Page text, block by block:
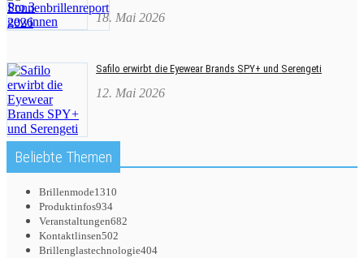
18. Mai 2026
Safilo erwirbt die Eyewear Brands SPY+ und Serengeti
12. Mai 2026
Beliebte Themen
Brillenmode1310
Produktinfos934
Veranstaltungen682
Kontaktlinsen502
Brillenglastechnologie404